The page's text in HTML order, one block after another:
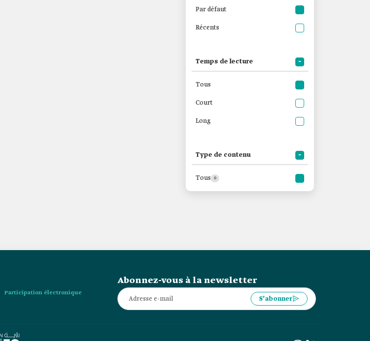
Par défaut
Récents
Temps de lecture
Tous
Court
Long
Type de contenu
Tous 0
Participation électronique
Abonnez-vous à la newsletter
S’abonner